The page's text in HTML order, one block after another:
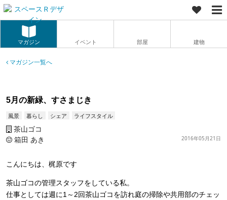
マガジン イベント 部屋 建物
マガジン一覧へ
5月の新緑、すさまじき
風景 暮らし シェア ライフスタイル
茶山ゴコ
箱田 あき
2016年05月21日
こんにちは、梶原です
茶山ゴコの管理スタッフをしている私。
仕事としては週に1～2回茶山ゴコを訪れ庭の掃除や共用部のチェッ